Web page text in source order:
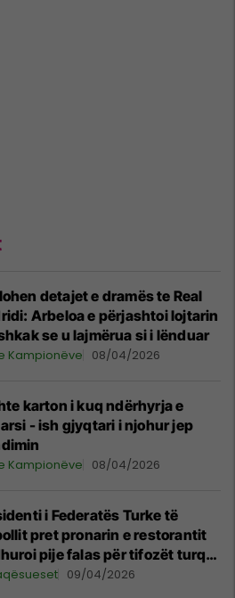
detajet e dramës te Real
Arbeloa e përjashtoi lojtarin
se u lajmërua si i lënduar
Kampionëve 08/04/2026
karton i kuq ndërhyrja e
- ish gjyqtari i njohur jep
Kampionëve 08/04/2026
i Federatës Turke të
pret pronarin e restorantit
pije falas për tifozët turq
09/04/2026